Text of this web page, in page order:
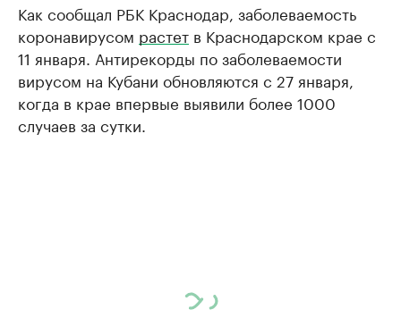
Как сообщал РБК Краснодар, заболеваемость
коронавирусом растет в Краснодарском крае с
11 января. Антирекорды по заболеваемости
вирусом на Кубани обновляются с 27 января,
когда в крае впервые выявили более 1000
случаев за сутки.